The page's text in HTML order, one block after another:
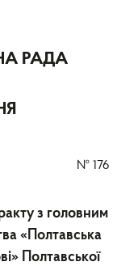
РАДА
№ 176
з головним
«Полтавська
Полтавської